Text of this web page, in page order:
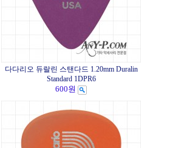
다다리오 듀랄린 스탠다드 1.20mm Duralin
Standard 1DPR6
600원